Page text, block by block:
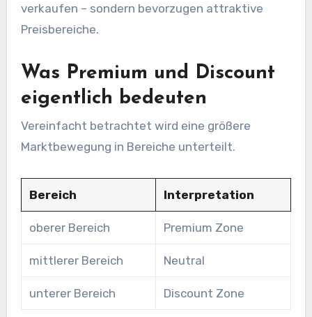
verkaufen – sondern bevorzugen attraktive
Preisbereiche.
Was Premium und Discount
eigentlich bedeuten
Vereinfacht betrachtet wird eine größere
Marktbewegung in Bereiche unterteilt.
Bereich Interpretation
oberer Bereich Premium Zone
mittlerer Bereich Neutral
unterer Bereich Discount Zone